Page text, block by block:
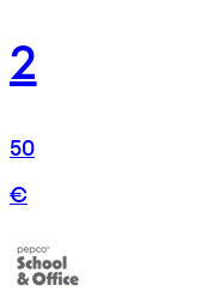
2
50
€